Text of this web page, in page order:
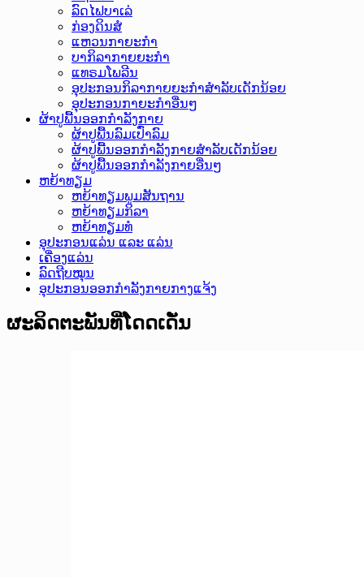
ລົດໄຟບາເລ່
ກ່ອງດິນສໍ
ແຫວນກາຍະກຳ
ບາກິລາກາຍຍະກຳ
ແທຣມໂພລີນ
ອຸປະກອນກິລາກາຍຍະກຳສຳລັບເດັກນ້ອຍ
ອຸປະກອນກາຍະກຳອື່ນໆ
ຜ້າປູພື້ນອອກກຳລັງກາຍ
ຜ້າປູພື້ນລົມເປົ່າລົມ
ຜ້າປູພື້ນອອກກຳລັງກາຍສຳລັບເດັກນ້ອຍ
ຜ້າປູພື້ນອອກກຳລັງກາຍອື່ນໆ
ຫຍ້າທຽມ
ຫຍ້າທຽມພູມສັນຖານ
ຫຍ້າທຽມກິລາ
ຫຍ້າທຽມທໍ
ອຸປະກອນແລ່ນ ແລະ ແລ່ນ
ເຄື່ອງແລ່ນ
ລົດຖີບໝຸນ
ອຸປະກອນອອກກຳລັງກາຍກາງແຈ້ງ
ຜະລິດຕະພັນທີ່ໂດດເດັ່ນ